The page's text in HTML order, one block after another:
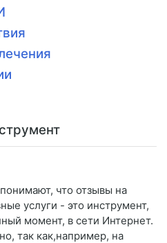
что отзывы на
услуги - это инструмент,
момент, в сети Интернет.
так как,например, на